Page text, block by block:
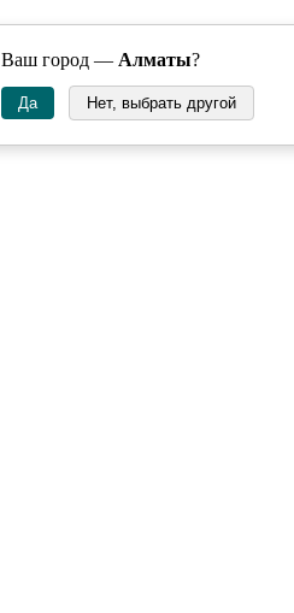
Ваш город — Алматы?
Да Нет, выбрать другой